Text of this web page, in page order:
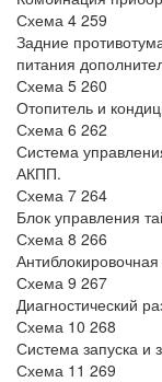
Схема 4 259
Задние
питания
Схема 5 260
Отопитель и
Схема 6 262
Система
АКПП.
Схема 7 264
Блок управления
Схема 8 266
Схема 9 267
Диагностический
Схема 10 268
Система запуска и
Схема 11 269